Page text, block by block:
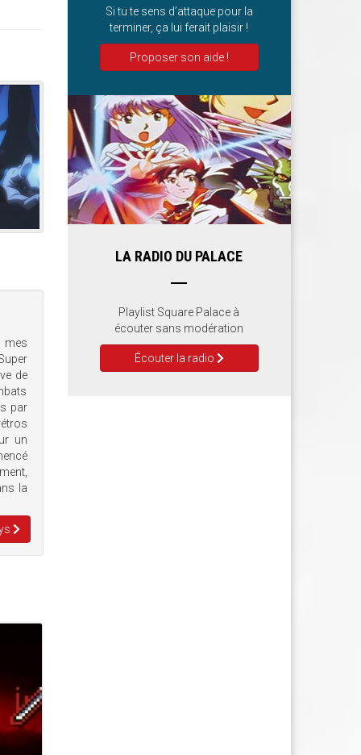
mes
de
par
un
la
Si tu te sens d’attaque pour la
terminer, ça lui ferait plaisir !
Proposer son aide !
LA RADIO DU PALACE
Playlist Square Palace à
écouter sans modération
Écouter la radio